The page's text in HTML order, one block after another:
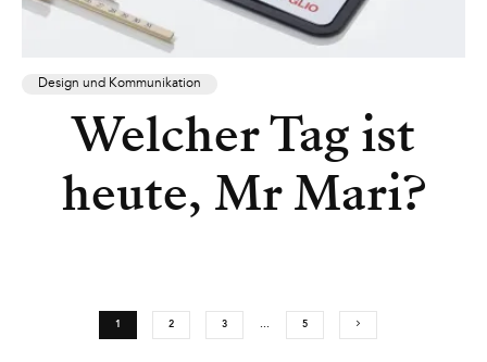
Design und Kommunikation
Welcher Tag ist
heute, Mr Mari?
1 2 3 5